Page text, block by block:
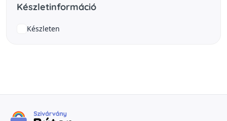
Készletinformáció
Készleten